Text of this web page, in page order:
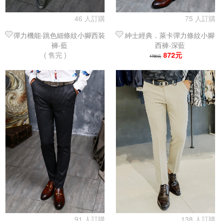
46 人訂購
彈力機能‧跳色細條紋小腳西裝
褲-藍
( 售完 )
75 人訂購
紳士經典．萊卡彈力條紋小腳
西褲-深藍
1780元 872元